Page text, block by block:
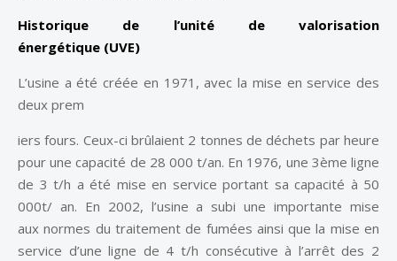
Historique de l’unité de valorisation
énergétique (UVE)
L’usine a été créée en 1971, avec la mise en service des
deux prem
iers fours. Ceux-ci brûlaient 2 tonnes de déchets par heure
pour une capacité de 28 000 t/an. En 1976, une 3ème ligne
de 3 t/h a été mise en service portant sa capacité à 50
000t/ an. En 2002, l’usine a subi une importante mise
aux normes du traitement de fumées ainsi que la mise en
service d’une ligne de 4 t/h consécutive à l’arrêt des 2